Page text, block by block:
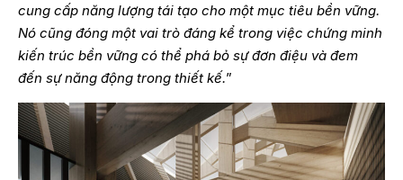
cung cấp năng lượng tái tạo cho một mục tiêu bền vững.
Nó cũng đóng một vai trò đáng kể trong việc chứng minh
kiến trúc bền vững có thể phá bỏ sự đơn điệu và đem
đến sự năng động trong thiết kế.”